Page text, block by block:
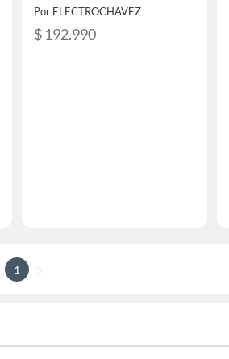
Por ELECTROCHAVEZ
$ 192.990
1